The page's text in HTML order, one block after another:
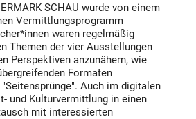
SCHAU wurde von einem
Vermittlungsprogramm
waren regelmäßig
Themen der vier Ausstellungen
Perspektiven anzunähern, wie
Formaten
"Seitensprünge". Auch im digitalen
und Kulturvermittlung in einen
mit interessierten